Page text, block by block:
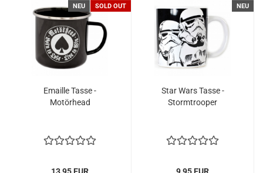
NEU SOLD OUT
Emaille Tasse -
Motörhead
13,95 EUR
NEU
Star Wars Tasse -
Stormtrooper
9,95 EUR